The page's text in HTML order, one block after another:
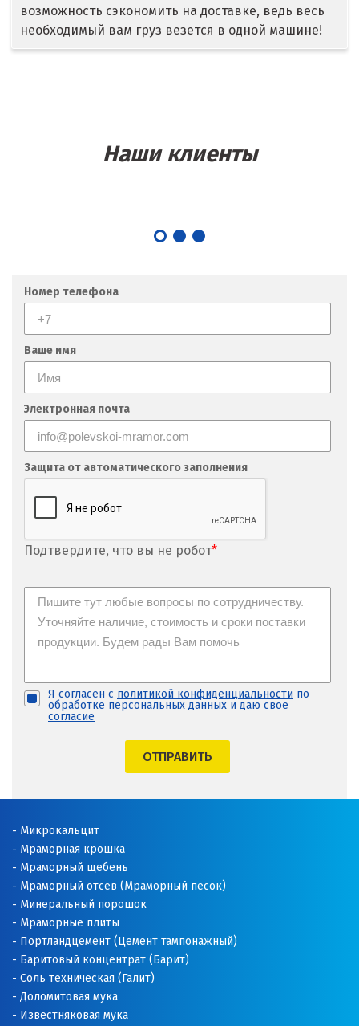
Красноуфимск
Красноярск
Липецк
Лобня
Лыткарино
Люберцы
М
Магнитогорск
Махачкала
Мегион
Медведевка
Москва
Н
Наро-Фоминск
Невьянск
Нефтеюганск
Нижневартовск
Нижний Новгород
Нижний Тагил
Новгород
возможность сэкономить на доставке, ведь весь
необходимый вам груз везется в одной машине!
Наши клиенты
Номер телефона
Ваше имя
Электронная почта
Защита от автоматического заполнения
Подтвердите, что вы не робот*
Я согласен с политикой конфиденциальности по
обработке персональных данных и даю свое
согласие
ОТПРАВИТЬ
Микрокальцит
Мраморная крошка
Мраморный щебень
Мраморный отсев (Мраморный песок)
Минеральный порошок
Мраморные плиты
Портландцемент (Цемент тампонажный)
Баритовый концентрат (Барит)
Соль техническая (Галит)
Доломитовая мука
Известняковая мука